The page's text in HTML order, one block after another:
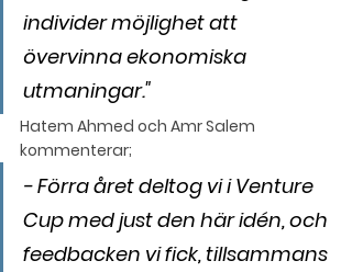
individer möjlighet att
övervinna ekonomiska
utmaningar."
Hatem Ahmed och Amr Salem
kommenterar;
- Förra året deltog vi i Venture
Cup med just den här idén, och
feedbacken vi fick, tillsammans